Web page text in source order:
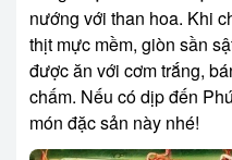
nướng với than hoa. Khi
thịt mực mềm, giòn sần
được ăn với cơm trắng,
chấm. Nếu có dịp đến
món đặc sản này nhé!